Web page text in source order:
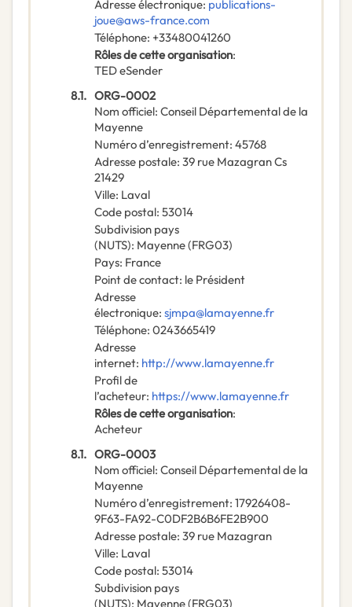
Adresse électronique: publications-
joue@aws-france.com
Téléphone: +33480041260
Rôles de cette organisation:
TED eSender
8.1. ORG-0002
Nom officiel: Conseil Départemental de la
Mayenne
Numéro d’enregistrement: 45768
Adresse postale: 39 rue Mazagran Cs
21429
Ville: Laval
Code postal: 53014
Subdivision pays
(NUTS): Mayenne(FRG03)
Pays: France
Point de contact: le Président
Adresse
électronique: sjmpa@lamayenne.fr
Téléphone: 0243665419
Adresse
internet: http://www.lamayenne.fr
Profil de
l’acheteur: https://www.lamayenne.fr
Rôles de cette organisation:
Acheteur
8.1. ORG-0003
Nom officiel: Conseil Départemental de la
Mayenne
Numéro d’enregistrement: 17926408-
9F63-FA92-C0DF2B6B6FE2B900
Adresse postale: 39 rue Mazagran
Ville: Laval
Code postal: 53014
Subdivision pays
(NUTS): Mayenne(FRG03)